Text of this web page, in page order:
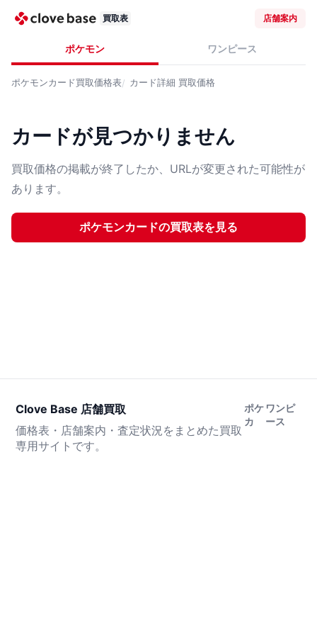
買取表 店舗案内
ポケモン ワンピース
ポケモンカード買取価格表 カード詳細 買取価格
カードが見つかりません
買取価格の掲載が終了したか、URLが変更された可能性が
あります。
ポケモンカードの買取表を見る
Clove Base 店舗買取
価格表・店舗案内・査定状況をまとめた買取
専用サイトです。
ポケ
カ
ワンピ
ース